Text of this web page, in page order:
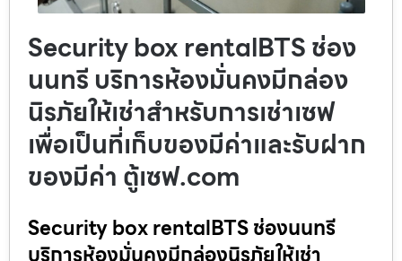
Security box rentalBTS ช่อง
นนทรี บริการห้องมั่นคงมีกล่อง
นิรภัยให้เช่าสำหรับการเช่าเซฟ
เพื่อเป็นที่เก็บของมีค่าและรับฝาก
ของมีค่า ตู้เซฟ.com
Security box rentalBTS ช่องนนทรี